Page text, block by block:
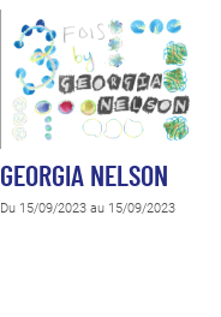
GEORGIA NELSON
Du 15/09/2023 au 15/09/2023